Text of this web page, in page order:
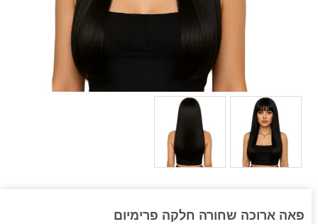
פאה ארוכה שחורה חלקה פרימיום